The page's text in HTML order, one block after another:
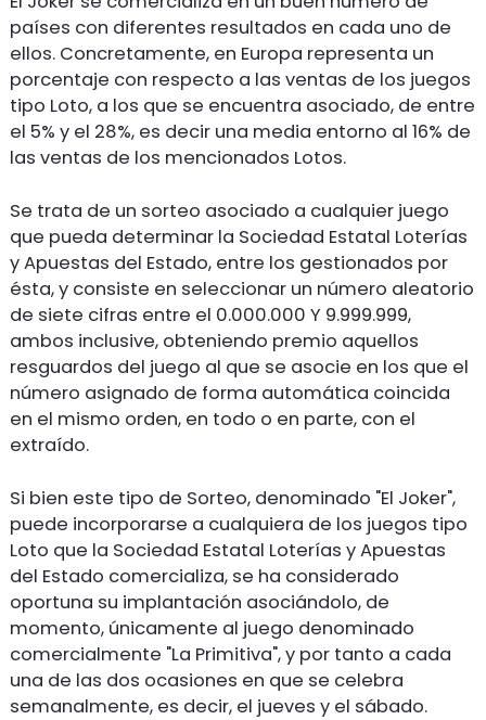
países con diferentes resultados en cada uno de
ellos. Concretamente, en Europa representa un
porcentaje con respecto a las ventas de los juegos
tipo Loto, a los que se encuentra asociado, de entre
el 5% y el 28%, es decir una media entorno al 16% de
las ventas de los mencionados Lotos.
Se trata de un sorteo asociado a cualquier juego
que pueda determinar la Sociedad Estatal Loterías
y Apuestas del Estado, entre los gestionados por
ésta, y consiste en seleccionar un número aleatorio
de siete cifras entre el 0.000.000 Y 9.999.999,
ambos inclusive, obteniendo premio aquellos
resguardos del juego al que se asocie en los que el
número asignado de forma automática coincida
en el mismo orden, en todo o en parte, con el
extraído.
Si bien este tipo de Sorteo, denominado "El Joker",
puede incorporarse a cualquiera de los juegos tipo
Loto que la Sociedad Estatal Loterías y Apuestas
del Estado comercializa, se ha considerado
oportuna su implantación asociándolo, de
momento, únicamente al juego denominado
comercialmente "La Primitiva", y por tanto a cada
una de las dos ocasiones en que se celebra
semanalmente, es decir, el jueves y el sábado.